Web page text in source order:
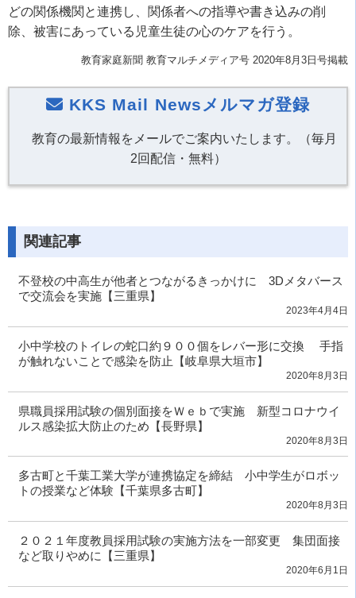
どの関係機関と連携し、関係者への指導や書き込みの削
除、被害にあっている児童生徒の心のケアを行う。
教育家庭新聞 教育マルチメディア号 2020年8月3日号掲載
KKS Mail Newsメルマガ登録
教育の最新情報をメールでご案内いたします。（毎月
2回配信・無料）
関連記事
不登校の中高生が他者とつながるきっかけに 3Dメタバース
で交流会を実施【三重県】
2023年4月4日
小中学校のトイレの蛇口約９００個をレバー形に交換 手指
が触れないことで感染を防止【岐阜県大垣市】
2020年8月3日
県職員採用試験の個別面接をＷｅｂで実施 新型コロナウイ
ルス感染拡大防止のため【長野県】
2020年8月3日
多古町と千葉工業大学が連携協定を締結 小中学生がロボッ
トの授業など体験【千葉県多古町】
2020年8月3日
２０２１年度教員採用試験の実施方法を一部変更 集団面接
など取りやめに【三重県】
2020年6月1日